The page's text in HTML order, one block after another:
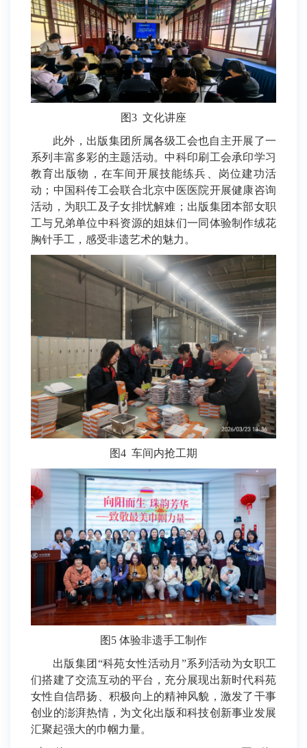
图3 文化讲座
此外，出版集团所属各级工会也自主开展了一
系列丰富多彩的主题活动。中科印刷工会承印学习
教育出版物，在车间开展技能练兵、岗位建功活
动；中国科传工会联合北京中医医院开展健康咨询
活动，为职工及子女排忧解难；出版集团本部女职
工与兄弟单位中科资源的姐妹们一同体验制作绒花
胸针手工，感受非遗艺术的魅力。
图4 车间内抢工期
图5 体验非遗手工制作
出版集团“科苑女性活动月”系列活动为女职工
们搭建了交流互动的平台，充分展现出新时代科苑
女性自信昂扬、积极向上的精神风貌，激发了干事
创业的澎湃热情，为文化出版和科技创新事业发展
汇聚起强大的巾帼力量。